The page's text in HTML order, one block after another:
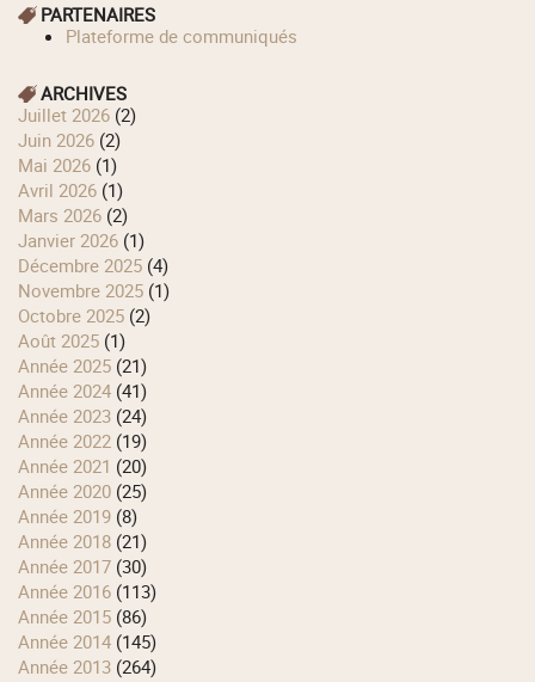
PARTENAIRES
Plateforme de communiqués
ARCHIVES
juillet 2026 (2)
juin 2026 (2)
mai 2026 (1)
avril 2026 (1)
mars 2026 (2)
janvier 2026 (1)
décembre 2025 (4)
novembre 2025 (1)
octobre 2025 (2)
août 2025 (1)
année 2025 (21)
année 2024 (41)
année 2023 (24)
année 2022 (19)
année 2021 (20)
année 2020 (25)
année 2019 (8)
année 2018 (21)
année 2017 (30)
année 2016 (113)
année 2015 (86)
année 2014 (145)
année 2013 (264)